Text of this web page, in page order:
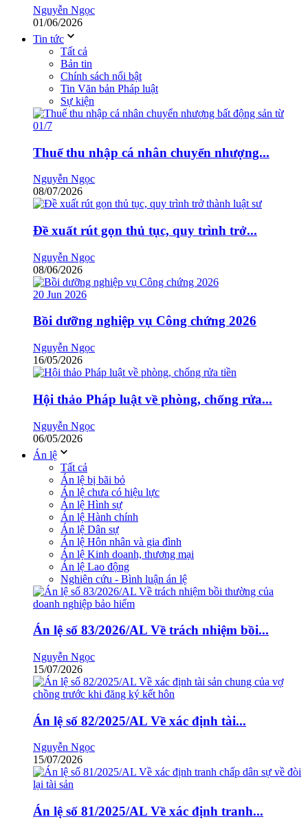
Nguyễn Ngọc
01/06/2026
Tin tức
Tất cả
Bản tin
Chính sách nổi bật
Tin Văn bản Pháp luật
Sự kiện
Thuế thu nhập cá nhân chuyển nhượng...
Nguyễn Ngọc
08/07/2026
Đề xuất rút gọn thủ tục, quy trình trở...
Nguyễn Ngọc
08/06/2026
20 Jun 2026
Bồi dưỡng nghiệp vụ Công chứng 2026
Nguyễn Ngọc
16/05/2026
Hội thảo Pháp luật về phòng, chống rửa...
Nguyễn Ngọc
06/05/2026
Án lệ
Tất cả
Án lệ bị bãi bỏ
Án lệ chưa có hiệu lực
Án lệ Hình sự
Án lệ Hành chính
Án lệ Dân sự
Án lệ Hôn nhân và gia đình
Án lệ Kinh doanh, thương mại
Án lệ Lao động
Nghiên cứu - Bình luận án lệ
Án lệ số 83/2026/AL Về trách nhiệm bồi...
Nguyễn Ngọc
15/07/2026
Án lệ số 82/2025/AL Về xác định tài...
Nguyễn Ngọc
15/07/2026
Án lệ số 81/2025/AL Về xác định tranh...